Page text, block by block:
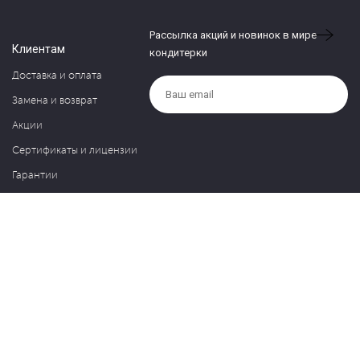
Клиентам
Доставка и оплата
Замена и возврат
Акции
Сертификаты и лицензии
Гарантии
Рассылка акций и новинок в мире
кондитерки